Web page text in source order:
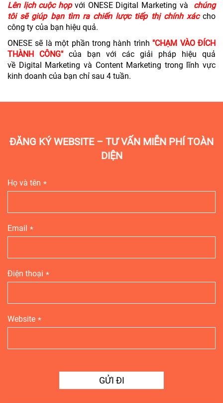
Lên lịch cuộc họp với ONESE Digital Marketing và
chúng
tôi sẽ giúp bạn tìm ra chiến lược tiếp thị chính xáccho
công ty của bạn hiệu quả.
ONESE sẽ là một phần trong hành trình "CHẠM VÀO ĐÍCH
THÀNH CÔNG" của bạn với các giải pháp hiệu quả
về Digital Marketing và Content Marketing trong lĩnh vực
kinh doanh của bạn chỉ sau 4 tuần.
ĐĂNG KÝ WEBSITE – TƯ VẤN MIỄN PHÍ TOÀN
DIỆN
Họ và tên
Email
Điện thoại
Website